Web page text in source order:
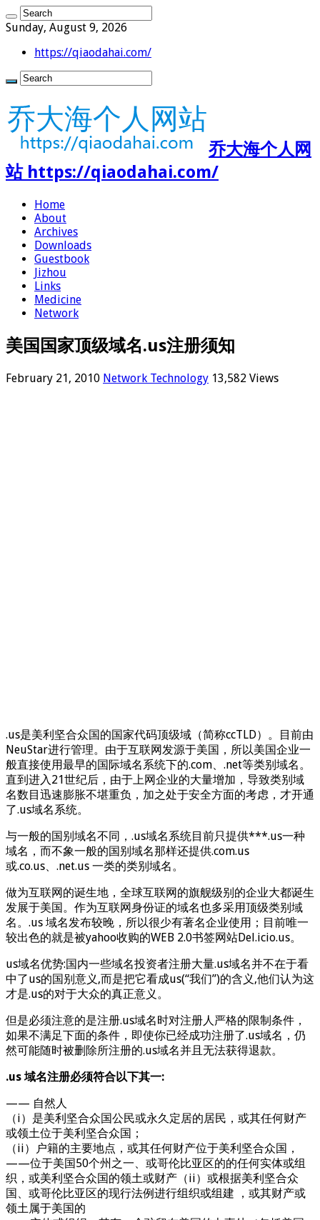
Sunday, August 9, 2026
https://qiaodahai.com/
乔大海个人网
站 https://qiaodahai.com/
Home
About
Archives
Downloads
Guestbook
Jizhou
Links
Medicine
Network
美国国家顶级域名.us注册须知
February 21, 2010 Network Technology 13,582 Views
.us是美利坚合众国的国家代码顶级域（简称ccTLD）。目前由
NeuStar进行管理。由于互联网发源于美国，所以美国企业一
般直接使用最早的国际域名系统下的.com、.net等类别域名。
直到进入21世纪后，由于上网企业的大量增加，导致类别域
名数目迅速膨胀不堪重负，加之处于安全方面的考虑，才开通
了.us域名系统。
与一般的国别域名不同，.us域名系统目前只提供***.us一种
域名，而不象一般的国别域名那样还提供.com.us
或.co.us、.net.us 一类的类别域名。
做为互联网的诞生地，全球互联网的旗舰级别的企业大都诞生
发展于美国。作为互联网身份证的域名也多采用顶级类别域
名。.us 域名发布较晚，所以很少有著名企业使用；目前唯一
较出色的就是被yahoo收购的WEB 2.0书签网站Del.icio.us。
us域名优势:国内一些域名投资者注册大量.us域名并不在于看
中了us的国别意义,而是把它看成us(“我们”)的含义,他们认为这
才是.us的对于大众的真正意义。
但是必须注意的是注册.us域名时对注册人严格的限制条件，
如果不满足下面的条件，即使你已经成功注册了.us域名，仍
然可能随时被删除所注册的.us域名并且无法获得退款。
.us 域名注册必须符合以下其一:
—— 自然人
（i）是美利坚合众国公民或永久定居的居民，或其任何财产
或领土位于美利坚合众国；
（ii）户籍的主要地点，或其任何财产位于美利坚合众国，
——位于美国50个州之一、或哥伦比亚区的的任何实体或组
织，或美利坚合众国的领土或财产（ii）或根据美利坚合众
国、或哥伦比亚区的现行法例进行组织或组建 ，或其财产或
领土属于美国的